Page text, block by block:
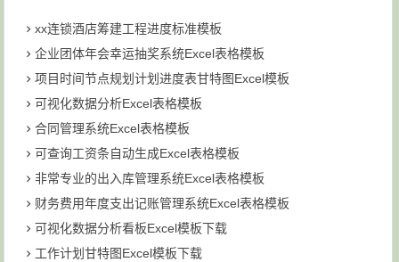
xx连锁酒店筹建工程进度标准模板
企业团体年会幸运抽奖系统Excel表格模板
项目时间节点规划计划进度表甘特图Excel模板
可视化数据分析Excel表格模板
合同管理系统Excel表格模板
可查询工资条自动生成Excel表格模板
非常专业的出入库管理系统Excel表格模板
财务费用年度支出记账管理系统Excel表格模板
可视化数据分析看板Excel模板下载
工作计划甘特图Excel模板下载